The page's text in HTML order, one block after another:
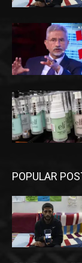
POPULAR